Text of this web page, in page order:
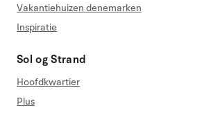
Vakantiehuizen denemarken
Inspiratie
Sol og Strand
Hoofdkwartier
Plus